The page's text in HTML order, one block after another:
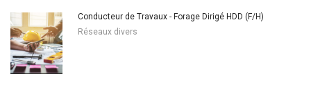
Conducteur de Travaux - Forage Dirigé HDD (F/H)
Réseaux divers